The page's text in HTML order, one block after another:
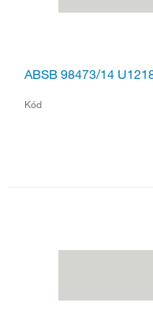
ABSB 98473/14
Kód